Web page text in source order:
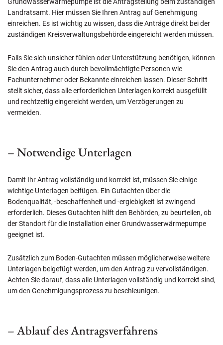
Landratsamt. Hier müssen Sie Ihren Antrag auf Genehmigung
einreichen. Es ist wichtig zu wissen, dass die Anträge direkt bei der
zuständigen Kreisverwaltungsbehörde eingereicht werden müssen.
Falls Sie sich unsicher fühlen oder Unterstützung benötigen, können
Sie den Antrag auch durch bevollmächtigte Personen wie
Fachunternehmer oder Bekannte einreichen lassen. Dieser Schritt
stellt sicher, dass alle erforderlichen Unterlagen korrekt ausgefüllt
und rechtzeitig eingereicht werden, um Verzögerungen zu
vermeiden.
– Notwendige Unterlagen
Damit Ihr Antrag vollständig und korrekt ist, müssen Sie einige
wichtige Unterlagen beifügen. Ein Gutachten über die
Bodenqualität, -beschaffenheit und -ergiebigkeit ist zwingend
erforderlich. Dieses Gutachten hilft den Behörden, zu beurteilen, ob
der Standort für die Installation einer Grundwasserwärmepumpe
geeignet ist.
Zusätzlich zum Boden-Gutachten müssen möglicherweise weitere
Unterlagen beigefügt werden, um den Antrag zu vervollständigen.
Achten Sie darauf, dass alle Unterlagen vollständig und korrekt sind,
um den Genehmigungsprozess zu beschleunigen.
– Ablauf des Antragsverfahrens